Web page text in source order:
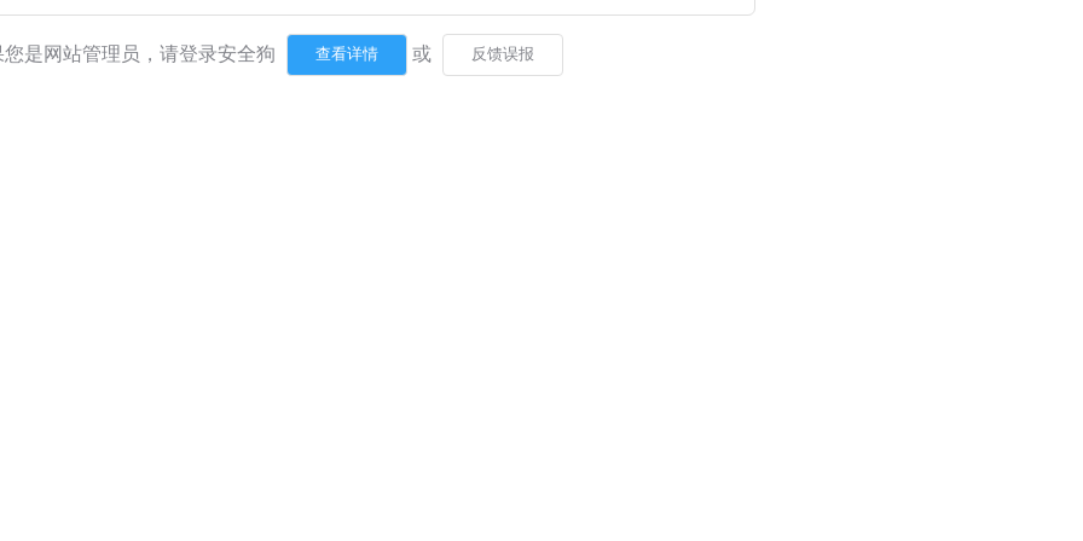
您是网站管理员，请登录安全狗 或